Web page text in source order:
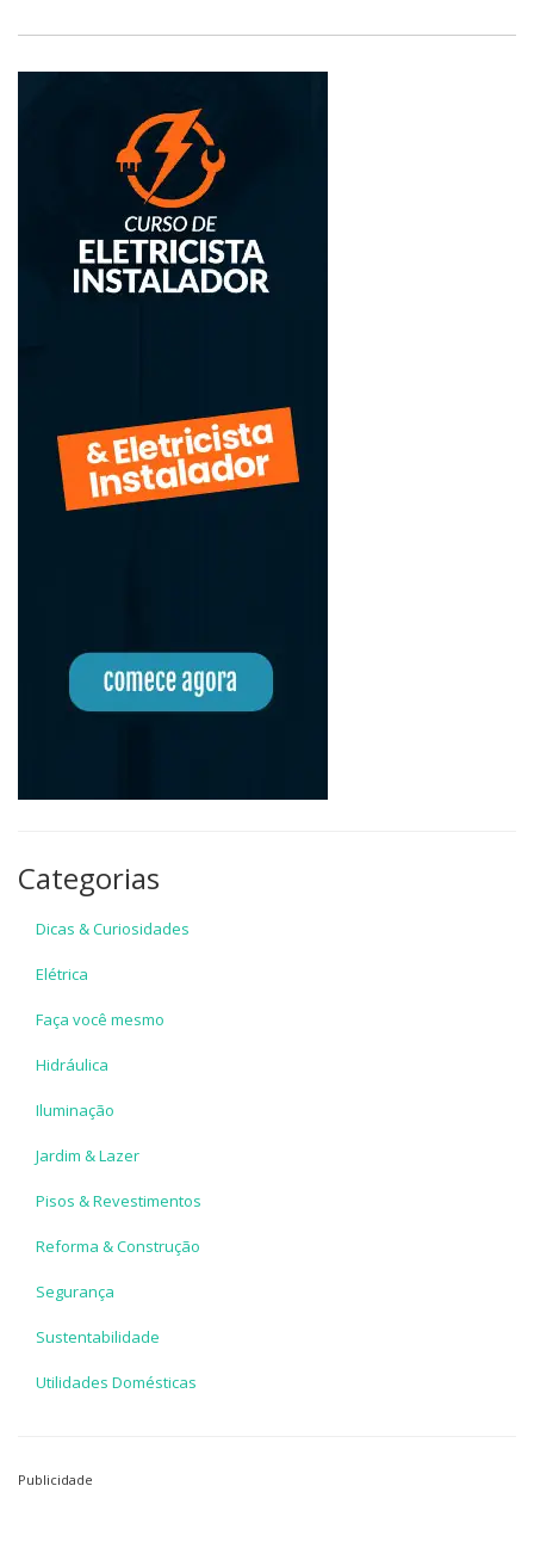
Categorias
Dicas & Curiosidades
Elétrica
Faça você mesmo
Hidráulica
Iluminação
Jardim & Lazer
Pisos & Revestimentos
Reforma & Construção
Segurança
Sustentabilidade
Utilidades Domésticas
Publicidade